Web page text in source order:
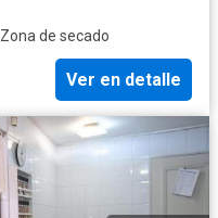
Zona de secado
Ver en detalle